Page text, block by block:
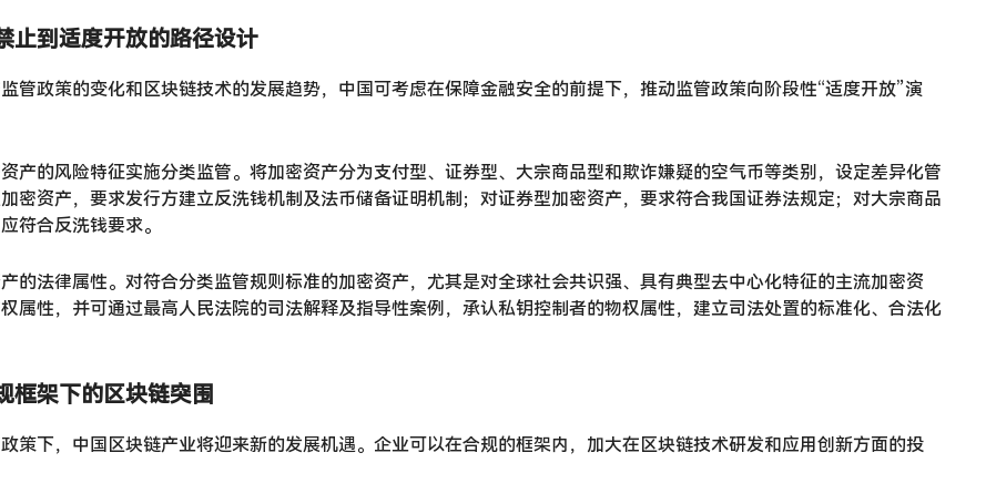
止到适度开放的路径设计
管政策的变化和区块链技术的发展趋势，中国可考虑在保障金融安全的前提下，推动监管政策向阶段性“适度开放”演
产的风险特征实施分类监管。将加密资产分为支付型、证券型、大宗商品型和欺诈嫌疑的空气币等类别，设定差异化管
密资产，要求发行方建立反洗钱机制及法币储备证明机制；对证券型加密资产，要求符合我国证券法规定；对大宗商品
符合反洗钱要求。
的法律属性。对符合分类监管规则标准的加密资产，尤其是对全球社会共识强、具有典型去中心化特征的主流加密资
属性，并可通过最高人民法院的司法解释及指导性案例，承认私钥控制者的物权属性，建立司法处置的标准化、合法化
框架下的区块链突围
策下，中国区块链产业将迎来新的发展机遇。企业可以在合规的框架内，加大在区块链技术研发和应用创新方面的投